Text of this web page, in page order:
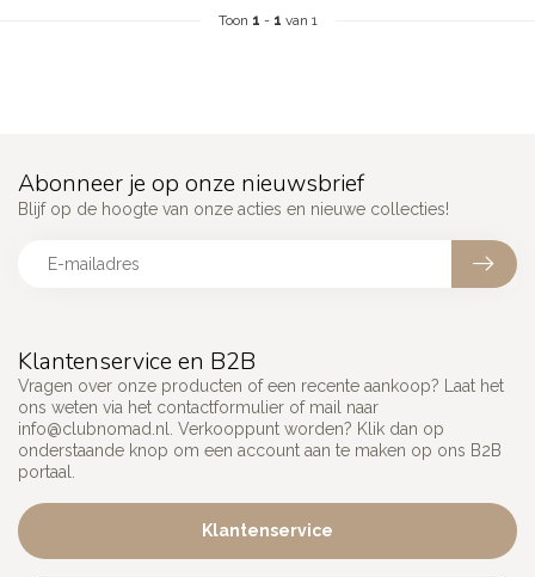
Toon 1 - 1 van 1
Klantenservice en B2B
Vragen over onze producten of een recente aankoop? Laat het
ons weten via het contactformulier of mail naar
info@clubnomad.nl
. Verkooppunt worden? Klik dan op
onderstaande knop om een account aan te maken op ons B2B
portaal.
Klantenservice
Abonneer je op onze nieuwsbrief
Blijf op de hoogte van onze acties en nieuwe collecties!